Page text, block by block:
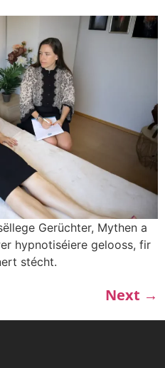
Gerüchter, Mythen a
hypnotiséiere gelooss, fir
stécht.
Next →